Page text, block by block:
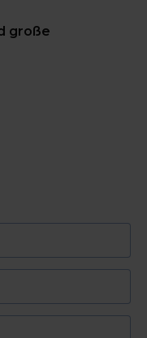
große